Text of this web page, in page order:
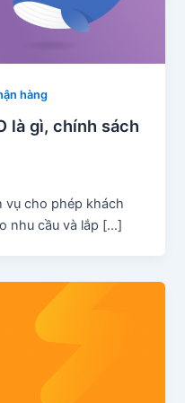
hàng
là gì, chính sách
vụ cho phép khách
nhu cầu và lắp […]